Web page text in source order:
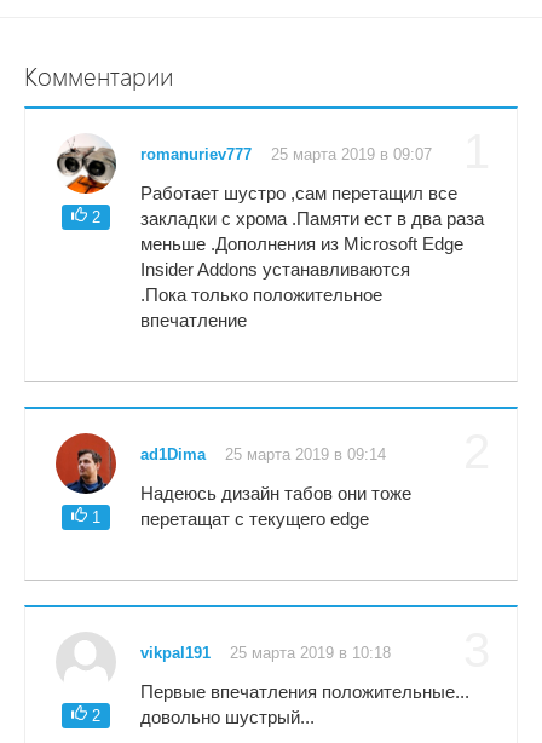
Комментарии
2
romanuriev777 25 марта 2019 в 09:07
Работает шустро ,сам перетащил все
закладки с хрома .Памяти ест в два раза
меньше .Дополнения из Microsoft Edge
Insider Addons устанавливаются
.Пока только положительное
впечатление
1
ad1Dima 25 марта 2019 в 09:14
Надеюсь дизайн табов они тоже
перетащат с текущего edge
2
vikpal191 25 марта 2019 в 10:18
Первые впечатления положительные...
довольно шустрый...